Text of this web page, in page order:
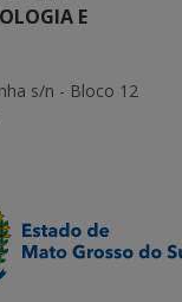
E
s/n - Bloco 12